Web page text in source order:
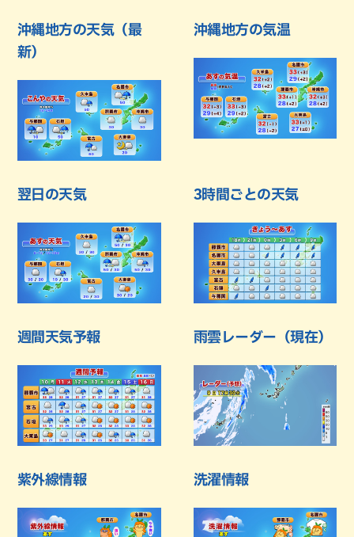
沖縄地方の天気（最
新）
沖縄地方の気温
翌日の天気 3時間ごとの天気
週間天気予報 雨雲レーダー（現在）
紫外線情報 洗濯情報